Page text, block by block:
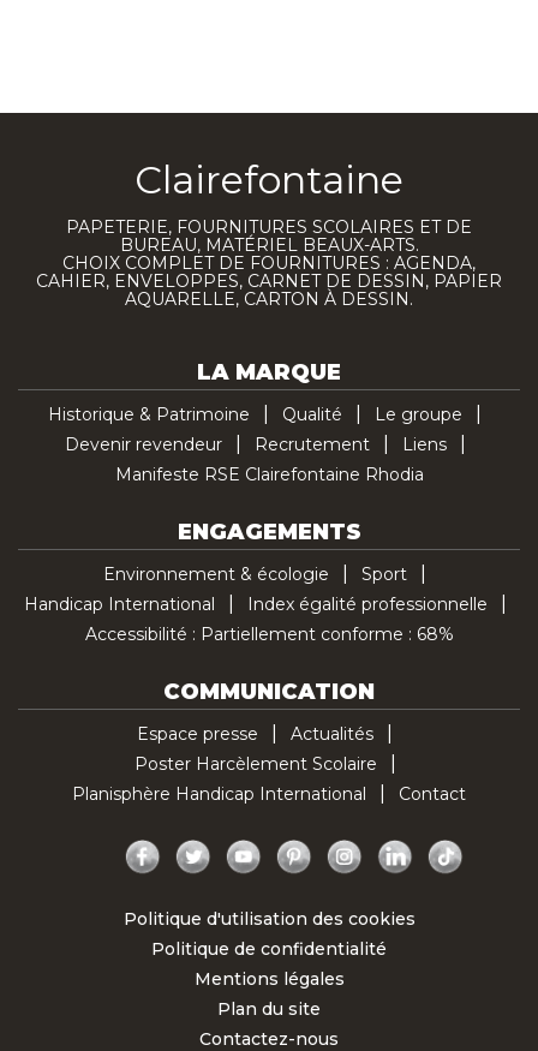
Clairefontaine
PAPETERIE, FOURNITURES SCOLAIRES ET DE
BUREAU, MATÉRIEL BEAUX-ARTS.
CHOIX COMPLET DE FOURNITURES : AGENDA,
CAHIER, ENVELOPPES, CARNET DE DESSIN, PAPIER
AQUARELLE, CARTON À DESSIN.
LA MARQUE
Historique & Patrimoine Qualité
Le groupe
Devenir revendeur
Recrutement
Liens
Manifeste RSE Clairefontaine Rhodia
ENGAGEMENTS
Environnement & écologie
Sport
Handicap International
Index égalité professionnelle
Accessibilité : Partiellement conforme : 68%
COMMUNICATION
Espace presse
Actualités
Poster Harcèlement Scolaire
Planisphère Handicap International
Contact
Facebook
Twitter YouTubePinterestInstagramLinkedIn
Politique d'utilisation des cookies
Politique de confidentialité
Mentions légales
Plan du site
Contactez-nous